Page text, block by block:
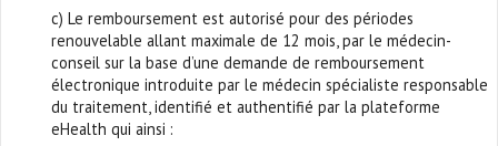
c) Le remboursement est autorisé pour des périodes
renouvelable allant maximale de 12 mois, par le médecin-
conseil sur la base d’une demande de remboursement
électronique introduite par le médecin spécialiste responsable
du traitement, identifié et authentifié par la plateforme
eHealth qui ainsi :